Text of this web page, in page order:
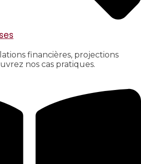
financières, projections
nos cas pratiques.